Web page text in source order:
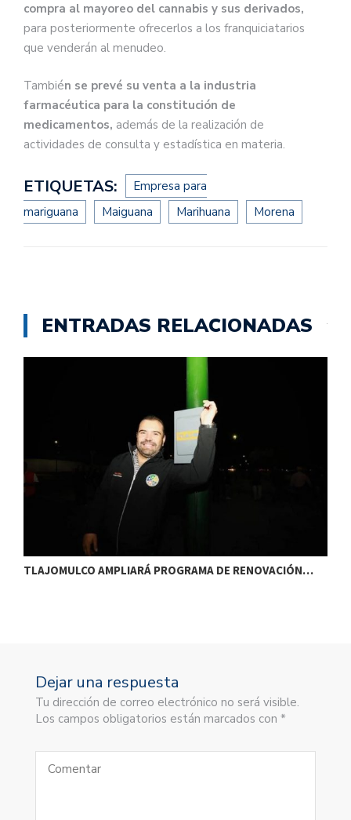
compra al mayoreo del cannabis y sus derivados,
para posteriormente ofrecerlos a los franquiciatarios
que venderán al menudeo.
También se prevé su venta a la industria
farmacéutica para la constitución de
medicamentos, además de la realización de
actividades de consulta y estadística en materia.
ETIQUETAS:
Empresa para
mariguana
Maiguana Marihuana Morena
ENTRADAS RELACIONADAS
TLAJOMULCO AMPLIARÁ PROGRAMA DE RENOVACIÓN…
Dejar una respuesta
Tu dirección de correo electrónico no será visible.
Los campos obligatorios están marcados con *